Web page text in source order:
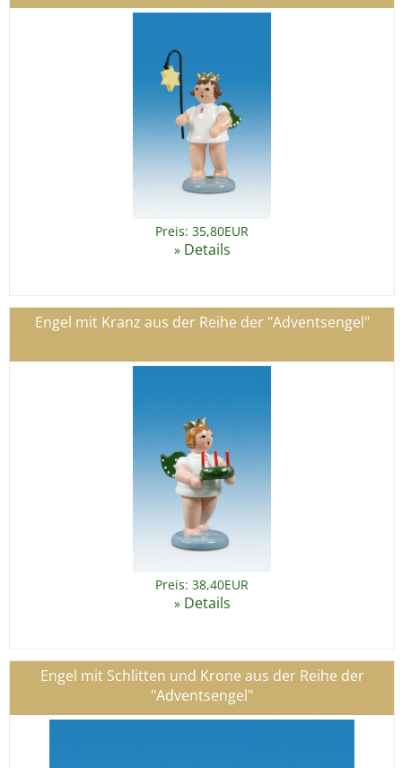
Preis: 35,80EUR
» Details
Engel mit Kranz aus der Reihe der "Adventsengel"
Preis: 38,40EUR
» Details
Engel mit Schlitten und Krone aus der Reihe der
"Adventsengel"